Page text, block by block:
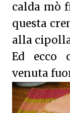
calda mò
questa
alla
Ed ecco
venuta